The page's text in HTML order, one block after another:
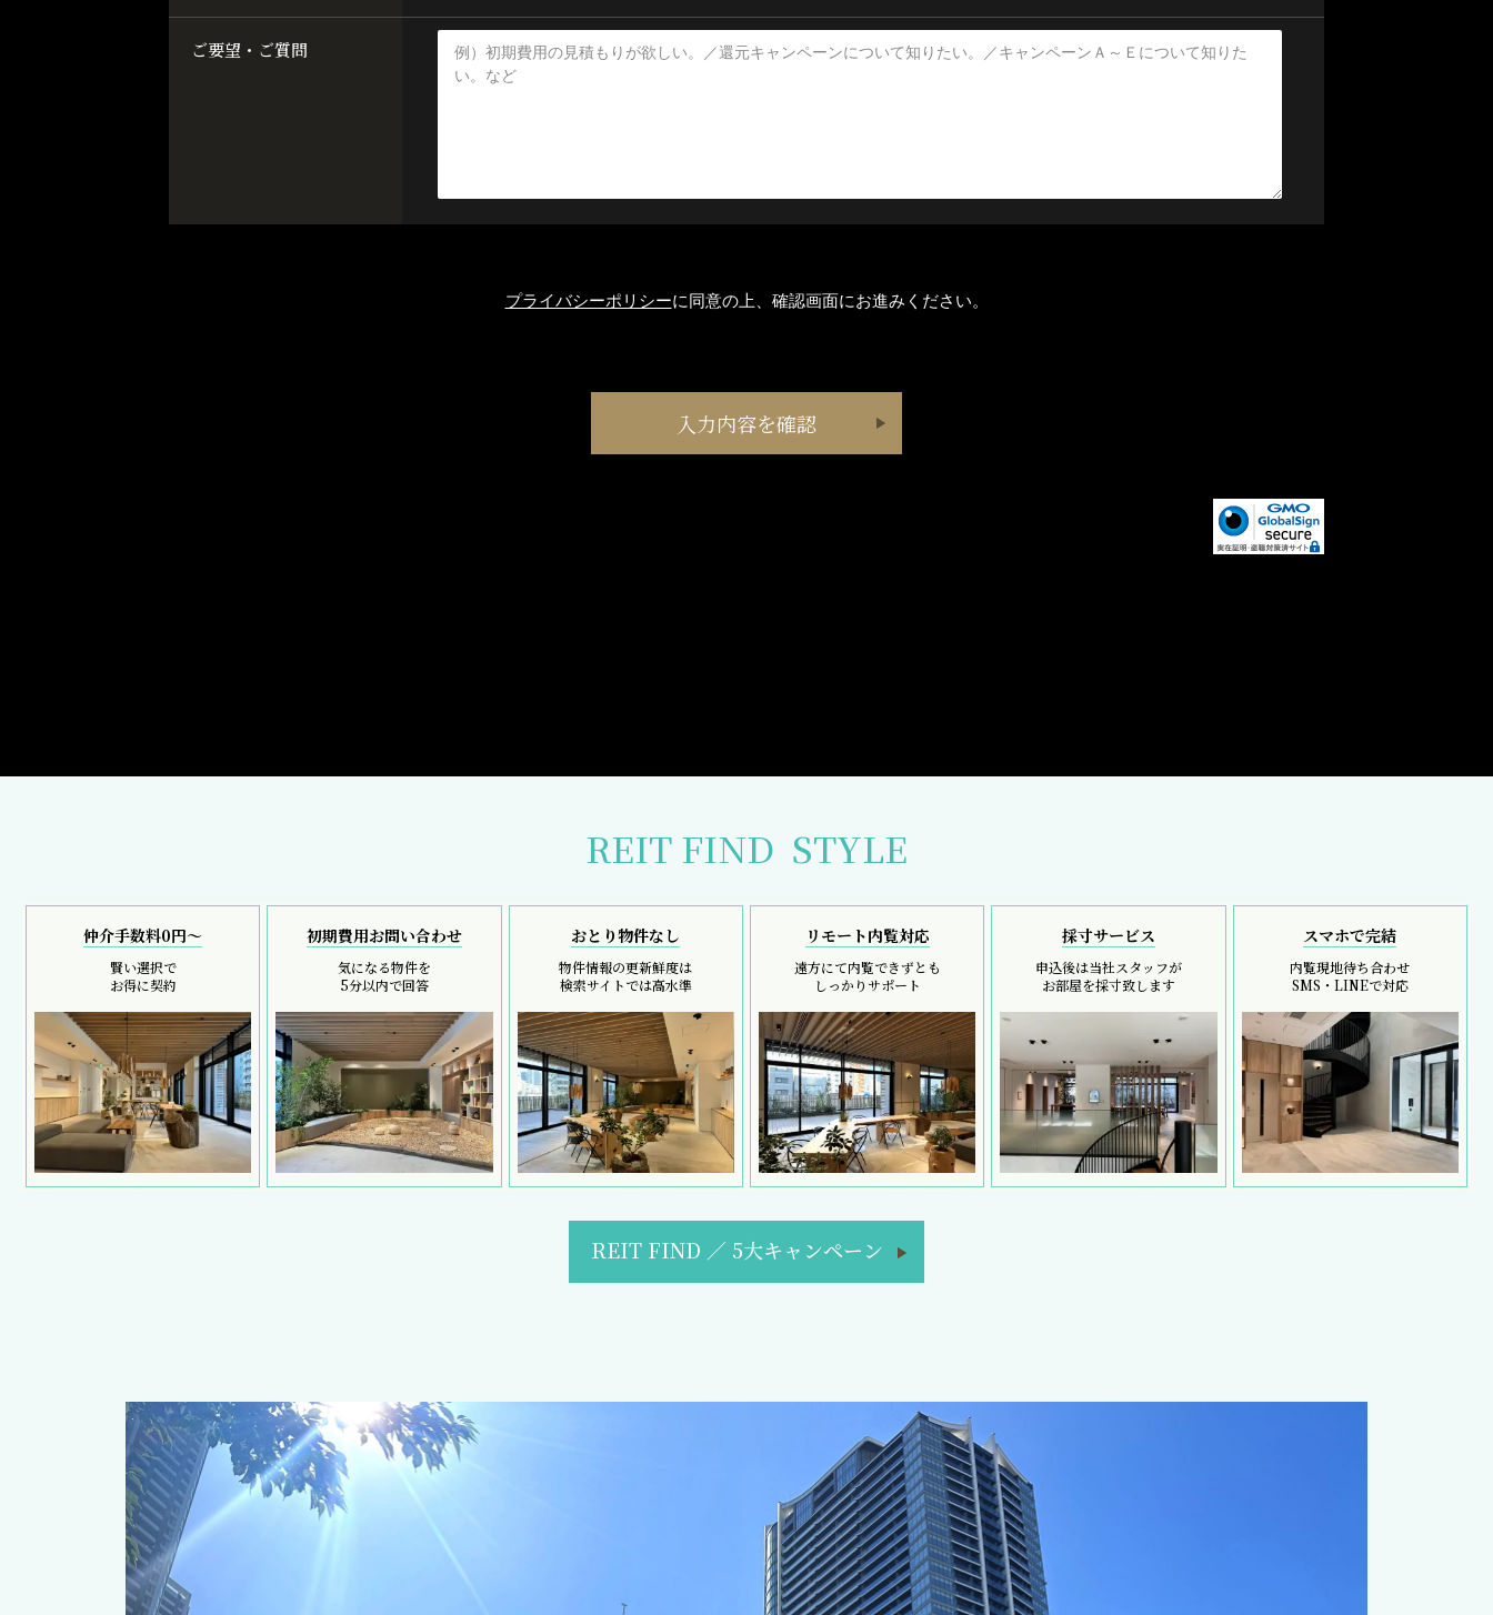
ご要望・ご質問
プライバシーポリシーに同意の上、確認画面にお進みください。
REIT FIND STYLE
仲介手数料0円～
賢い選択で
お得に契約
初期費用お問い合わせ
気になる物件を
5分以内で回答
おとり物件なし
物件情報の更新鮮度は
検索サイトでは高水準
リモート内覧対応
遠方にて内覧できずとも
しっかりサポート
採寸サービス
申込後は当社スタッフが
お部屋を採寸致します
スマホで完結
内覧現地待ち合わせ
SMS・LINEで対応
REIT FIND ／ 5大キャンペーン